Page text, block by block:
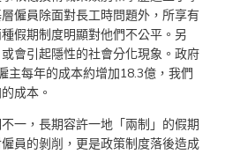
僱員除面對長工時問題外，所享有
假期制度明顯對他們不公平。另
會引起隱性的社會分化現象。政府
主每年的成本約增加18.3億，我們
成本。
一，長期容許一地「兩制」的假期
員的剝削，更是政策制度落後造成